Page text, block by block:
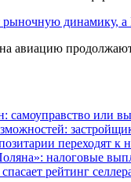
рыночную динамику,
авиацию
или
переходят
налоговые
рейтинг